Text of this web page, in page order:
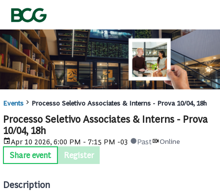
Events Processo Seletivo Associates & Interns - Prova 10/04, 18h
Processo Seletivo Associates & Interns - Prova
10/04, 18h
Apr 10 2026, 6:00 PM - 7:15 PM -03 Past Online
Share event Register
Description